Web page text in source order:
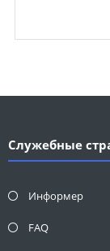
Служебные
Информер
FAQ